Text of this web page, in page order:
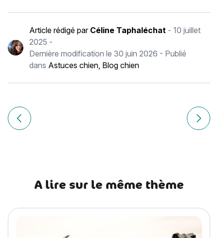
Article rédigé par Céline Taphaléchat -10 juillet
2025 -
Dernière modification le30 juin 2026 - Publié
dans Astuces chien, Blog chien
Navigation
de
Article précédent Les traces brunes sous les yeux duArticle
A lire sur le même thème